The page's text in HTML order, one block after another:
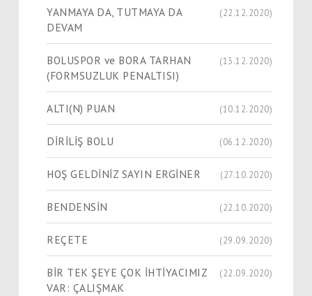
YANMAYA DA, TUTMAYA DA
DEVAM
(22.12.2020)
BOLUSPOR ve BORA TARHAN
(FORMSUZLUK PENALTISI)
(13.12.2020)
ALTI(N) PUAN (10.12.2020)
DİRİLİŞ BOLU (06.12.2020)
HOŞ GELDİNİZ SAYIN ERGİNER (27.10.2020)
BENDENSİN (22.10.2020)
REÇETE (29.09.2020)
BİR TEK ŞEYE ÇOK İHTİYACIMIZ
VAR: ÇALIŞMAK
(22.09.2020)